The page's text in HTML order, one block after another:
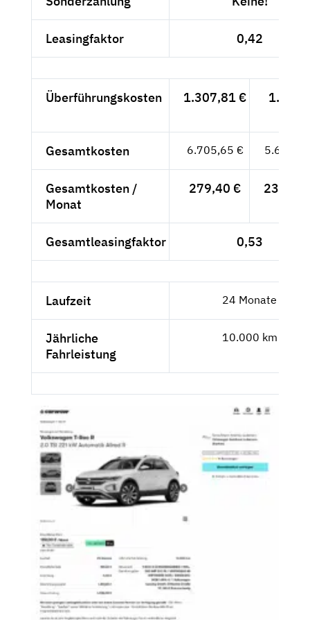
Leasingfaktor 0,42
Überführungskosten 1.307,81 €
1.099,-
Gesamtkosten 6.705,65 € 5.635,--
Gesamtkosten /
Monat
279,40 € 234,79
Gesamtleasingfaktor 0,53
Laufzeit 24 Monate
Jährliche
Fahrleistung
10.000 km